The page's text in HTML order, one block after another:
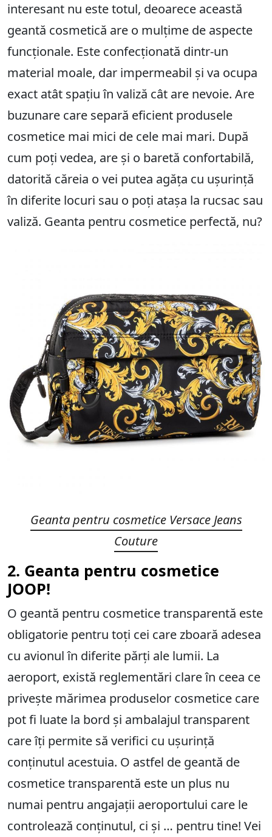
interesant nu este totul, deoarece această
geantă cosmetică are o mulțime de aspecte
funcționale. Este confecționată dintr-un
material moale, dar impermeabil și va ocupa
exact atât spațiu în valiză cât are nevoie. Are
buzunare care separă eficient produsele
cosmetice mai mici de cele mai mari. După
cum poți vedea, are și o baretă confortabilă,
datorită căreia o vei putea agăța cu ușurință
în diferite locuri sau o poți atașa la rucsac sau
valiză. Geanta pentru cosmetice perfectă, nu?
Geanta pentru cosmetice Versace Jeans
Couture
2. Geanta pentru cosmetice
JOOP!
O geantă pentru cosmetice transparentă este
obligatorie pentru toți cei care zboară adesea
cu avionul în diferite părți ale lumii. La
aeroport, există reglementări clare în ceea ce
privește mărimea produselor cosmetice care
pot fi luate la bord și ambalajul transparent
care îți permite să verifici cu ușurință
conținutul acestuia. O astfel de geantă de
cosmetice transparentă este un plus nu
numai pentru angajații aeroportului care le
controlează conținutul, ci și … pentru tine! Vei